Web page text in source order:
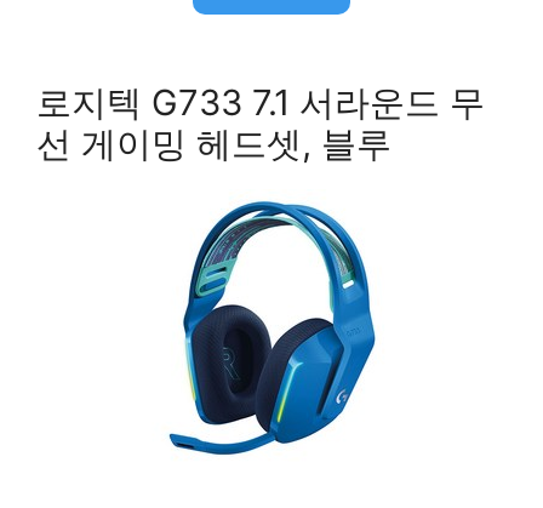
로지텍 G733 7.1 서라운드 무
선 게이밍 헤드셋, 블루